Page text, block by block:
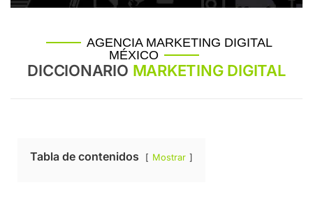
AGENCIA MARKETING DIGITAL
MÉXICO
DICCIONARIO MARKETING DIGITAL
Tabla de contenidos Mostrar